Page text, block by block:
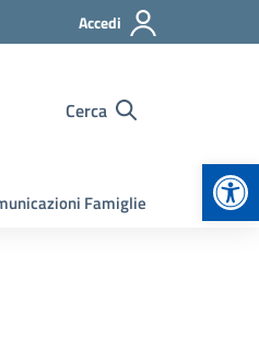
Accedi
Cerca
Famiglie